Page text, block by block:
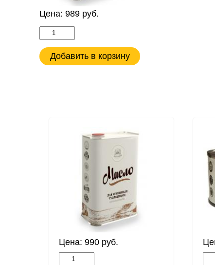
Цена: 989 руб.
Добавить в корзину
Цена: 990 руб.